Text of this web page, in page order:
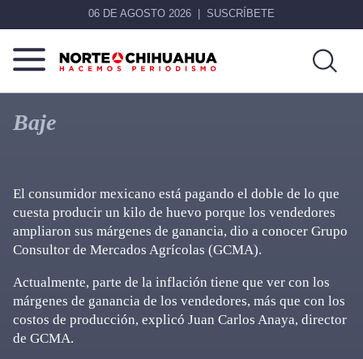
06 DE AGOSTO 2026 SUSCRÍBETE
Norte
Más
Baje
El consumidor mexicano está pagando el doble de lo que
cuesta producir un kilo de huevo porque los vendedores
ampliaron sus márgenes de ganancia, dio a conocer Grupo
Consultor de Mercados Agrícolas (GCMA).
Actualmente, parte de la inflación tiene que ver con los
márgenes de ganancia de los vendedores, más que con los
costos de producción, explicó Juan Carlos Anaya, director
de GCMA.